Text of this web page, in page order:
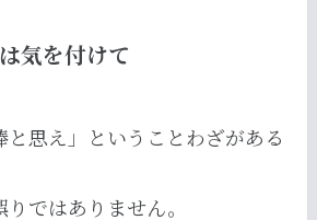
気を付けて
と思え」ということわざがある
ではありません。